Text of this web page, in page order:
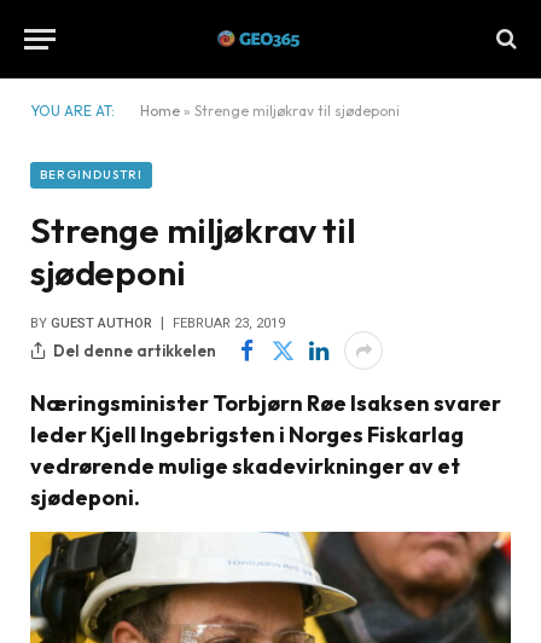
YOU ARE AT: Home » Strenge miljøkrav til sjødeponi
BERGINDUSTRI
Strenge miljøkrav til
sjødeponi
BY GUEST AUTHOR FEBRUAR 23, 2019
Del denne artikkelen
Næringsminister Torbjørn Røe Isaksen svarer
leder Kjell Ingebrigsten i Norges Fiskarlag
vedrørende mulige skadevirkninger av et
sjødeponi.